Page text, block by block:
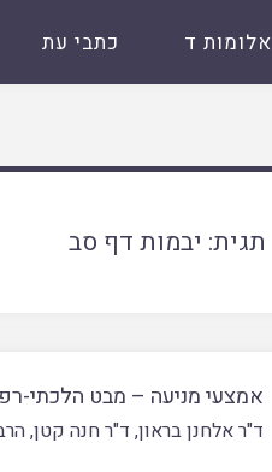
אלומות ד כתבי עת
תגית: יבמות דף סב
אמצעי מניעה – מבט הלכתי-
ד"ר אלחנן בראון, ד"ר חנה קטן,